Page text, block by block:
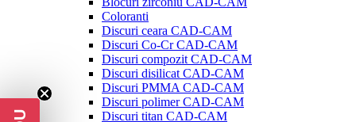
Coloranti
Discuri ceara CAD-CAM
Discuri Co-Cr CAD-CAM
Discuri compozit CAD-CAM
Discuri disilicat CAD-CAM
Discuri PMMA CAD-CAM
Discuri polimer CAD-CAM
Discuri titan CAD-CAM